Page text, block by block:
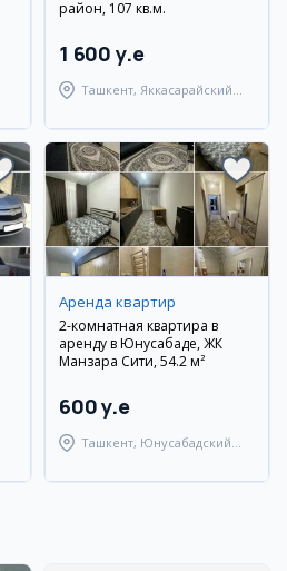
район, 107 кв.м.
1 600 y.e
Ташкент, Яккасарайский
Аренда квартир
2-комнатная квартира в
аренду в Юнусабаде, ЖК
Манзара Сити, 54.2 м²
600 y.e
Ташкент, Юнусабадский